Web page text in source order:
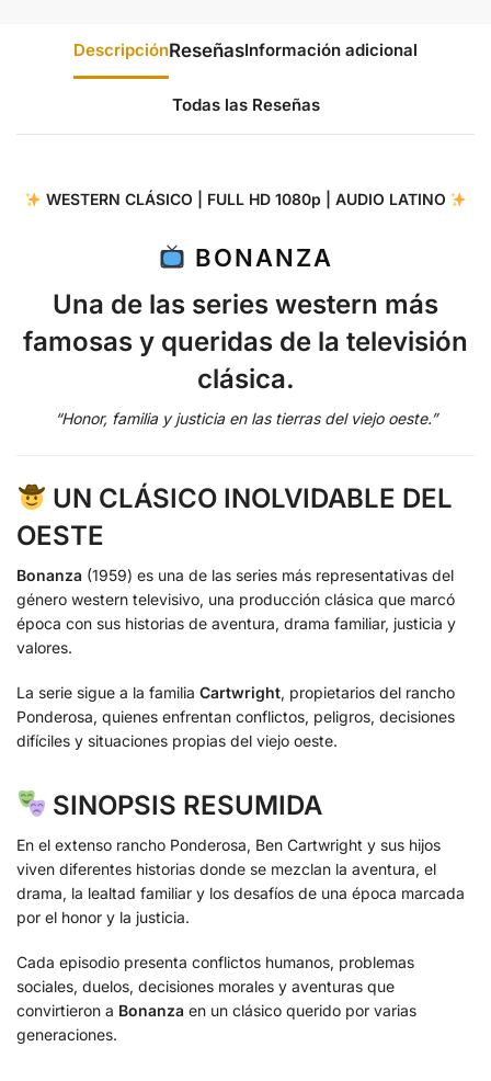
Descripción Información adicional
Todas las Reseñas
WESTERN CLÁSICO | FULL HD 1080p | AUDIO LATINO
BONANZA
Una de las series western más
famosas y queridas de la televisión
clásica.
“Honor, familia y justicia en las tierras del viejo oeste.”
UN CLÁSICO INOLVIDABLE DEL
OESTE
Bonanza (1959) es una de las series más representativas del
género western televisivo, una producción clásica que marcó
época con sus historias de aventura, drama familiar, justicia y
valores.
La serie sigue a la familia Cartwright, propietarios del rancho
Ponderosa, quienes enfrentan conflictos, peligros, decisiones
difíciles y situaciones propias del viejo oeste.
SINOPSIS RESUMIDA
En el extenso rancho Ponderosa, Ben Cartwright y sus hijos
viven diferentes historias donde se mezclan la aventura, el
drama, la lealtad familiar y los desafíos de una época marcada
por el honor y la justicia.
Cada episodio presenta conflictos humanos, problemas
sociales, duelos, decisiones morales y aventuras que
convirtieron a Bonanza en un clásico querido por varias
generaciones.